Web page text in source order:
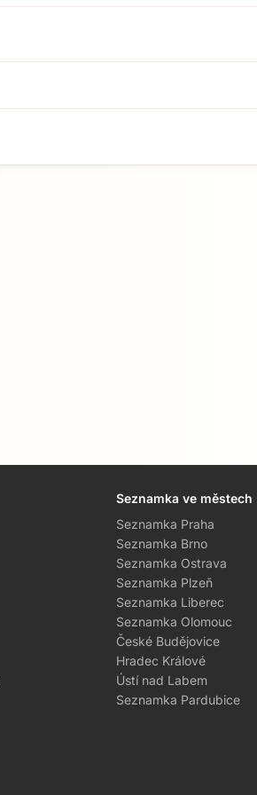
Seznamka ve městech
Seznamka Praha
Seznamka Brno
Seznamka Ostrava
Seznamka Plzeň
Seznamka Liberec
Seznamka Olomouc
České Budějovice
Hradec Králové
Ústí nad Labem
Seznamka Pardubice